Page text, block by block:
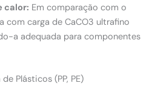
calor: Em comparação com o
com carga de CaCO3 ultrafino
a adequada para componentes
Plásticos (PP, PE)